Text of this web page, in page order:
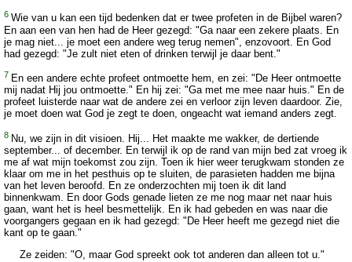
6 Wie van u kan een tijd bedenken dat er twee profeten in de Bijbel waren?
En aan een van hen had de Heer gezegd: "Ga naar een zekere plaats. En
je mag niet... je moet een andere weg terug nemen", enzovoort. En God
had gezegd: "Je zult niet eten of drinken terwijl je daar bent."
7 En een andere echte profeet ontmoette hem, en zei: "De Heer ontmoette
mij nadat Hij jou ontmoette." En hij zei: "Ga met me mee naar huis." En de
profeet luisterde naar wat de andere zei en verloor zijn leven daardoor. Zie,
je moet doen wat God je zegt te doen, ongeacht wat iemand anders zegt.
8 Nu, we zijn in dit visioen. Hij... Het maakte me wakker, de dertiende
september... of december. En terwijl ik op de rand van mijn bed zat vroeg ik
me af wat mijn toekomst zou zijn. Toen ik hier weer terugkwam stonden ze
klaar om me in het pesthuis op te sluiten, de parasieten hadden me bijna
van het leven beroofd. En ze onderzochten mij toen ik dit land
binnenkwam. En door Gods genade lieten ze me nog maar net naar huis
gaan, want het is heel besmettelijk. En ik had gebeden en was naar die
voorgangers gegaan en ik had gezegd: "De Heer heeft me gezegd niet die
kant op te gaan."
Ze zeiden: "O, maar God spreekt ook tot anderen dan alleen tot u."